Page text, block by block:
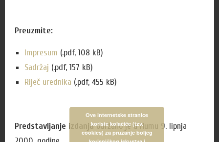
Preuzmite:
Impresum (.pdf, 108 kB)
Sadržaj (.pdf, 157 kB)
Riječ urednika (.pdf, 455 kB)
Predstavljanje izdanjaodržano je u Humu 9. lipnja
Cjenik izdanja
Radno vrijeme čitaonice
Pon, uto, čet, pet: od 8:00 do 14:00 sati
Vikendom i blagdanom: zatvoreno
Dnevni odmor: 10:00 do 11:00 sati,
Ove internetske stranice
koriste kolačiće (tzv.
cookies) za pružanje boljeg